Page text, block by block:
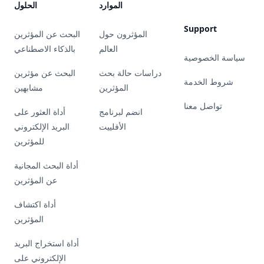
الحلول
البحث عن المؤثرين
بالذكاء الاصطناعي
البحث عن مؤثرين
مشابهين
أداة العثور على
البريد الإلكتروني
للمؤثرين
أداة البحث المجانية
عن المؤثرين
أداة اكتشاف
المؤثرين
أداة استخراج البريد
الإلكتروني على
الموارد
المؤثرون حول
العالم
دراسات حالة بحث
المؤثرين
انضم لبرنامج
الأفلييت
Support
سياسة الخصوصية
شروط الخدمة
تواصل معنا